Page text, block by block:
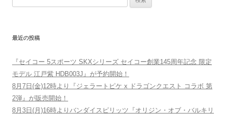
最近の投稿
『セイコー 5スポーツ SKXシリーズ セイコー創業145周年記念 限定
モデル 江戸紫 HDB003J』が予約開始！
8月7日(金)12時より『ジェラートピケ x ドラゴンクエスト コラボ 第
2弾』が販売開始！
8月3日(月)16時よりバンダイスピリッツ『オリジン・オブ・バルキリ